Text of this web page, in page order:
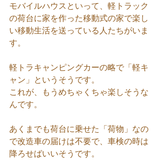
モバイルハウスといって、軽トラック
の荷台に家を作った移動式の家で楽し
い移動生活を送っている人たちがいま
す。
軽トラキャンピングカーの略で「軽キ
ャン」というそうです。
これが、もうめちゃくちゃ楽しそうな
んです。
あくまでも荷台に乗せた「荷物」なの
で改造車の届けは不要で、車検の時は
降ろせばいいそうです。